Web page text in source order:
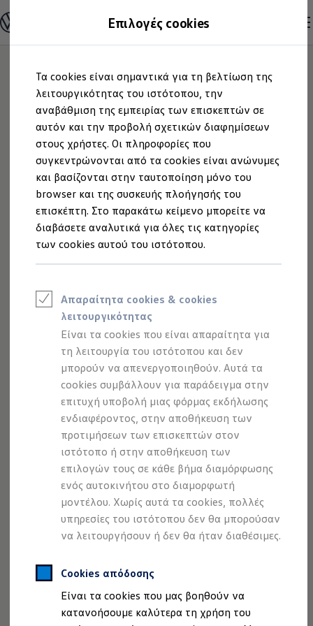
Επιλογές cookies
Τα cookies είναι σημαντικά για τη βελτίωση της
λειτουργικότητας του ιστότοπου, την
αναβάθμιση της εμπειρίας των επισκεπτών σε
αυτόν και την προβολή σχετικών διαφημίσεων
στους χρήστες. Οι πληροφορίες που
συγκεντρώνονται από τα cookies είναι ανώνυμες
και βασίζονται στην ταυτοποίηση μόνο του
browser και της συσκευής πλοήγησής του
επισκέπτη. Στο παρακάτω κείμενο μπορείτε να
διαβάσετε αναλυτικά για όλες τις κατηγορίες
των cookies αυτού του ιστότοπου.
Απαραίτητα cookies & cookies
λειτουργικότητας
Είναι τα cookies που είναι απαραίτητα για
τη λειτουργία του ιστότοπου και δεν
μπορούν να απενεργοποιηθούν. Αυτά τα
cookies συμβάλλουν για παράδειγμα στην
επιτυχή υποβολή μιας φόρμας εκδήλωσης
ενδιαφέροντος, στην αποθήκευση των
προτιμήσεων των επισκεπτών στον
ιστότοπο ή στην αποθήκευση των
επιλογών τους σε κάθε βήμα διαμόρφωσης
ενός αυτοκινήτου στο διαμορφωτή
μοντέλου. Χωρίς αυτά τα cookies, πολλές
υπηρεσίες του ιστότοπου δεν θα μπορούσαν
να λειτουργήσουν ή δεν θα ήταν διαθέσιμες.
Cookies απόδοσης
Είναι τα cookies που μας βοηθούν να
κατανοήσουμε καλύτερα τη χρήση του
στο
περιεχόμενο
στο
footer
Ανακαλύψτε τα Μοντέλα
Διαμορφώστε το Volkswagen σας
Επαγγελματικά Οχήματα Volkswagen
Ηλεκτρικά & eHybrid μοντέλα
Ηλεκτρικά μοντέλα
ID.3 Neo
Νέο ID. Polo
ID.4
ID.4 GTX
ID.5
ID.5 GTX
ID.7
ID.7 GTX
ID. Buzz
ID. Buzz Cargo
ID. CROSS
eHybrid μοντέλα
Golf GTE
Νέο Tayron ehybrid
e-Tools για ηλεκτρικά αυτοκίνητα
Προσομοιωτής αυτονομίας
Προσομοιωτής χρόνου φόρτισης
Προσομοιωτής κόστους φόρτισης
ID. Ενημερώσεις λογισμικού
We Charge - Υπηρεσία Φόρτισης
Εύρεση δημόσιων σημείων φόρτισης
ID. Charger
Ενημέρωση ID.
Πλατφόρμα MEB
Μύθοι & Αλήθειες για την ηλεκτροκίνηση
Πού μπορώ να φορτίσω;
Πόσο μακριά μπορώ να φτάσω;
Πώς μπορώ να πληρώσω;
Πώς μπορώ να φορτίσω;
Η αντλία θερμότητας στα ID.
Η λειτουργία ανάκτησης ενέργειας κατά την
Το σύστημα πέδησης στα ID.
Διαθέσιμα νέα και μεταχειρισμένα αυτοκίνητα
Διαθέσιμα νέα αυτοκίνητα
Χρηματοδότηση και Leasing
Volkswagen Easy Living
Χρηματοδότηση Auto Credit
Χρηματοδότηση Classic Credit
Καινοτόμες Τεχνολογίες
AUTOCLUB A.E. |
Νομικές
Πληροφορίες
Νομικές Πληροφορίες
Πολιτική Απορρήτου - Πολιτική Cookies
Νομικές Πληροφορίες
AUTOCLUB A.E. ΝΕΑ ΦΙΛΑΔΕΛΦΕΙΑ
Θεσσαλονίκης 64 & Παπάγου - 143 42 ΝΕΑ
ΦΙΛΑΔΕΛΦΕΙΑ
advisor1@vwautoclub.gr
2102589500
Πολιτική Απορρήτου -
Πολιτική Cookies
Πολιτική απορρήτου
1. Εισαγωγή
Η AUTOCLUB A.E. ΝΕΑ ΦΙΛΑΔΕΛΦΕΙΑ («Εμείς»)